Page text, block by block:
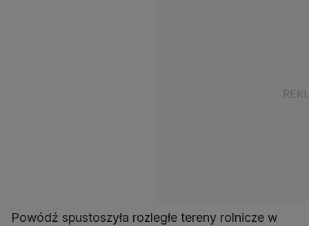
Powódź spustoszyła rozległe tereny rolnicze w